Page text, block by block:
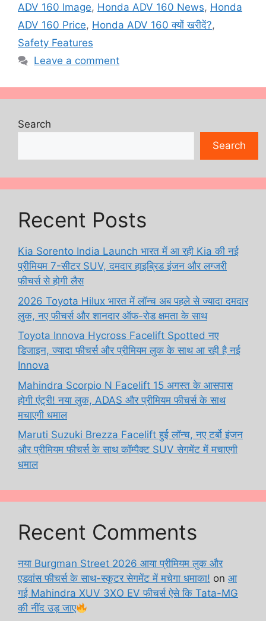
ADV 160 Image, Honda ADV 160 News, Honda
ADV 160 Price, Honda ADV 160 क्यों खरीदें?,
Safety Features
Leave a comment
Search
Search
Recent Posts
Kia Sorento India Launch भारत में आ रही Kia की नई
प्रीमियम 7-सीटर SUV, दमदार हाइब्रिड इंजन और लग्जरी
फीचर्स से होगी लैस
2026 Toyota Hilux भारत में लॉन्च अब पहले से ज्यादा दमदार
लुक, नए फीचर्स और शानदार ऑफ-रोड क्षमता के साथ
Toyota Innova Hycross Facelift Spotted नए
डिजाइन, ज्यादा फीचर्स और प्रीमियम लुक के साथ आ रही है नई
Innova
Mahindra Scorpio N Facelift 15 अगस्त के आसपास
होगी एंट्री! नया लुक, ADAS और प्रीमियम फीचर्स के साथ
मचाएगी धमाल
Maruti Suzuki Brezza Facelift हुई लॉन्च, नए टर्बो इंजन
और प्रीमियम फीचर्स के साथ कॉम्पैक्ट SUV सेगमेंट में मचाएगी
धमाल
Recent Comments
नया Burgman Street 2026 आया प्रीमियम लुक और
एडवांस फीचर्स के साथ-स्कूटर सेगमेंट में मचेगा धमाका! on आ
गई Mahindra XUV 3XO EV फीचर्स ऐसे कि Tata-MG
की नींद उड़ जाए